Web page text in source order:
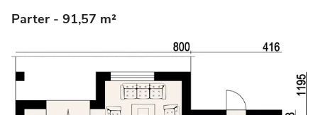
Parter - 91,57 m²